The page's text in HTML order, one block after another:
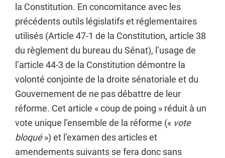
la Constitution. En concomitance avec les
précédents outils législatifs et réglementaires
utilisés (Article 47-1 de la Constitution, article 38
du règlement du bureau du Sénat), l’usage de
l’article 44-3 de la Constitution démontre la
volonté conjointe de la droite sénatoriale et du
Gouvernement de ne pas débattre de leur
réforme. Cet article « coup de poing » réduit à un
vote unique l’ensemble de la réforme (« vote
bloqué») et l’examen des articles et
amendements suivants se fera donc sans